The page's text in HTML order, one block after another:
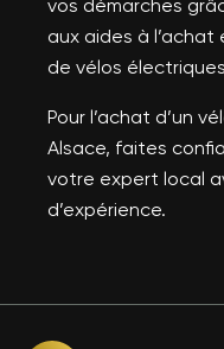
vos démarches
aux aides à
de vélos
Pour l’achat d’un
Alsace, faites
votre expert local
d’expérience.